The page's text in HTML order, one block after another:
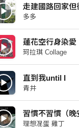
走建國路回家但
多多
蓮花空行身染愛
珂拉琪 Collage
直到我until I
青井
習慣不習慣（晚
理想混蛋 雞丁